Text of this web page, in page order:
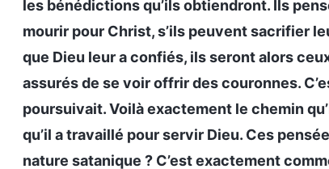
les bénédictions qu’ils obtiendront. Ils
mourir pour Christ, s’ils peuvent sacrifier
que Dieu leur a confiés, ils seront alors
assurés de se voir offrir des couronnes.
poursuivait. Voilà exactement le chemin
qu’il a travaillé pour servir Dieu. Ces
nature satanique ? C’est exactement